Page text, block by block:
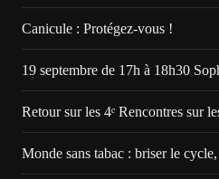
Canicule : Protégez-vous !
19 septembre de 17h à 18h30
Retour sur les 4ᵉ Rencontres sur
Monde sans tabac : briser le